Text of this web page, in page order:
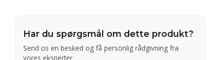
Har du spørgsmål om dette produkt?
Send os en besked og få personlig rådgivning fra
vores eksperter